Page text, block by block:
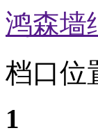
鸿森墙
档口位
1